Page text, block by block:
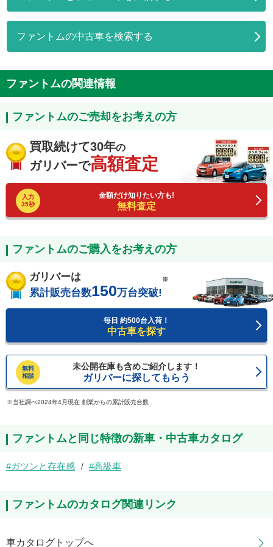
ファントムの中古車を検索する
ファントムの関連情報
ファントムのご売却をお考えの方
買取続けて30年の
ガリバーで高額査定
入力
35秒
金額だけ知りたい方も!
無料査定
ファントムのご購入をお考えの方
ガリバーは
累計販売台数150万台突破!
※
毎日 約500台入荷！
中古車を探す
無料
相談
未公開在庫も含めご紹介します！
ガリバーに探してもらう
当社調べ2024年4月現在 創業からの累計販売台数
ファントムと同じ特徴の新車・中古車カタログ
ガツンと存在感 高級車
ファントムのカタログ関連リンク
車カタログトップへ